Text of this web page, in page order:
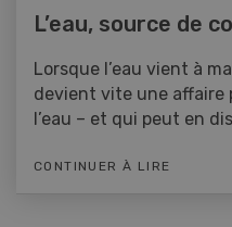
L’eau, source de
Lorsque l’eau vient à
devient vite une affaire
l’eau – et qui peut en
CONTINUER À LIRE